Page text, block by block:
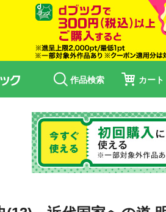
作品検索 カート